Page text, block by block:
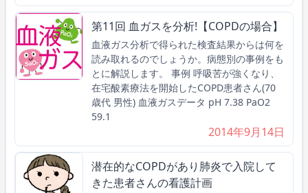
第11回 血ガスを分析!【COPDの場合】
血液ガス分析で得られた検査結果からは何を
読み取れるのでしょうか。病態別の事例をも
とに解説します。 事例 呼吸苦が強くなり、
在宅酸素療法を開始したCOPD患者さん(70
歳代 男性) 血液ガスデータ pH 7.38 PaO2
59.1
2014年9月14日
潜在的なCOPDがあり肺炎で入院して
きた患者さんの看護計画